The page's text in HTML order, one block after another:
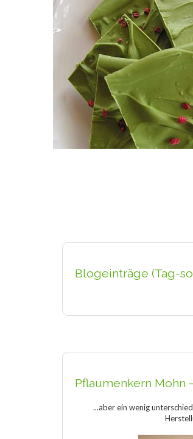
Blogeinträge (Tag-
Pflaumenkern Mohn
...aber ein wenig